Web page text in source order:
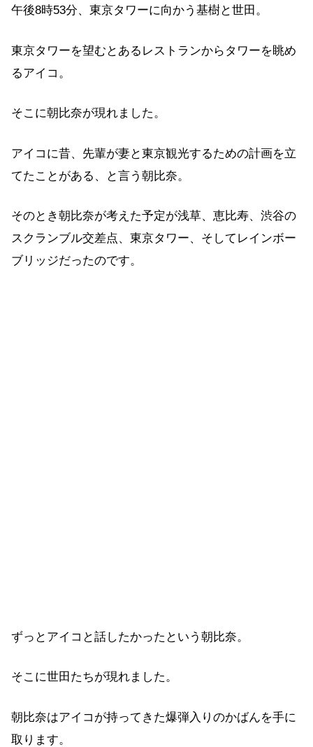
午後8時53分、東京タワーに向かう基樹と世田。
東京タワーを望むとあるレストランからタワーを眺め
るアイコ。
そこに朝比奈が現れました。
アイコに昔、先輩が妻と東京観光するための計画を立
てたことがある、と言う朝比奈。
そのとき朝比奈が考えた予定が浅草、恵比寿、渋谷の
スクランブル交差点、東京タワー、そしてレインボー
ブリッジだったのです。
ずっとアイコと話したかったという朝比奈。
そこに世田たちが現れました。
朝比奈はアイコが持ってきた爆弾入りのかばんを手に
取ります。